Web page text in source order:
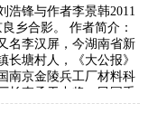
浩锋与作者李景韩2011
乡合影。 作者简介：
名李汉屏，今湖南省新
长塘村人，《大公报》
南京金陵兵工厂材料科
长李承干中将；民国重